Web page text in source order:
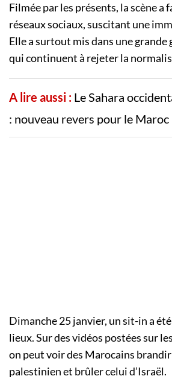
Filmée par les présents, la scène a
réseaux sociaux, suscitant une
Elle a surtout mis dans une grande
qui continuent à rejeter la
A lire aussi : Le Sahara
: nouveau revers pour le Maroc
Dimanche 25 janvier, un sit-in a
lieux. Sur des vidéos postées sur
on peut voir des Marocains
palestinien et brûler celui d’Israël.